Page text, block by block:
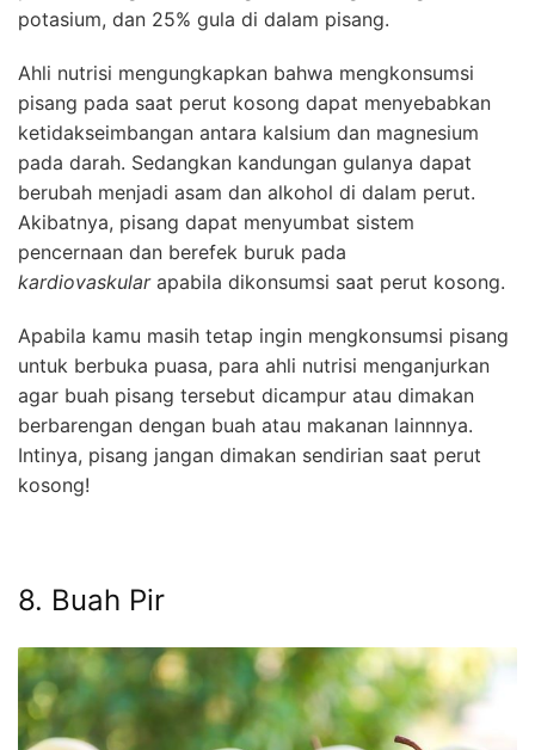
potasium, dan 25% gula di dalam pisang.
Ahli nutrisi mengungkapkan bahwa mengkonsumsi
pisang pada saat perut kosong dapat menyebabkan
ketidakseimbangan antara kalsium dan magnesium
pada darah. Sedangkan kandungan gulanya dapat
berubah menjadi asam dan alkohol di dalam perut.
Akibatnya, pisang dapat menyumbat sistem
pencernaan dan berefek buruk pada
kardiovaskular apabila dikonsumsi saat perut kosong.
Apabila kamu masih tetap ingin mengkonsumsi pisang
untuk berbuka puasa, para ahli nutrisi menganjurkan
agar buah pisang tersebut dicampur atau dimakan
berbarengan dengan buah atau makanan lainnnya.
Intinya, pisang jangan dimakan sendirian saat perut
kosong!
8. Buah Pir